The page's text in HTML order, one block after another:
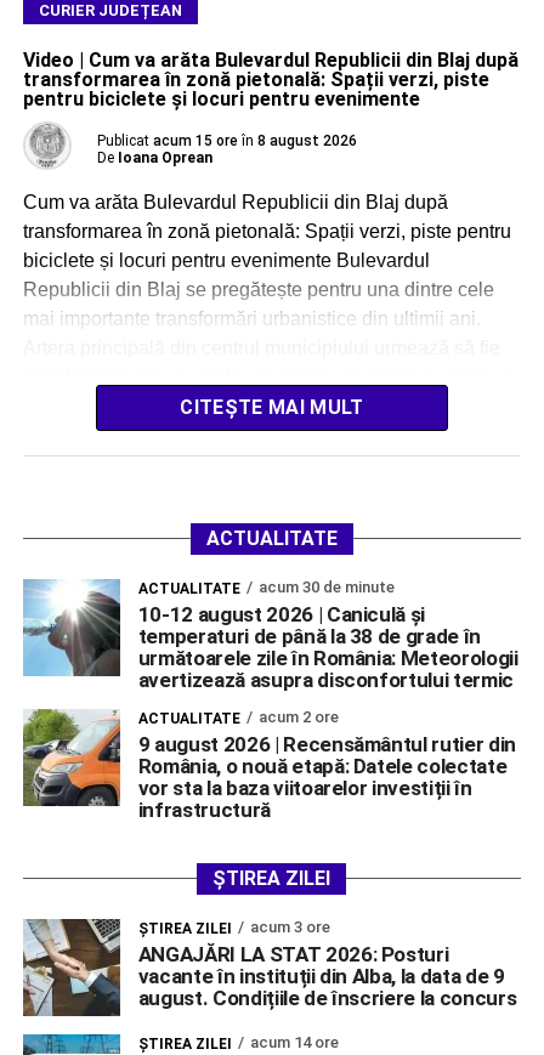
CURIER JUDEȚEAN
Video | Cum va arăta Bulevardul Republicii din Blaj după
transformarea în zonă pietonală: Spații verzi, piste
pentru biciclete și locuri pentru evenimente
Publicat acum 15 ore în 8 august 2026
De Ioana Oprean
Cum va arăta Bulevardul Republicii din Blaj după
transformarea în zonă pietonală: Spații verzi, piste pentru
biciclete și locuri pentru evenimente Bulevardul
Republicii din Blaj se pregătește pentru una dintre cele
mai importante transformări urbanistice din ultimii ani.
proiect estimat la […]CITEȘTE MAI MULT
ACTUALITATE
ACTUALITATE acum 30 de minute
10-12 august 2026 | Caniculă și
temperaturi de până la 38 de grade în
următoarele zile în România: Meteorologii
avertizează asupra disconfortului termic
ACTUALITATE acum 2 ore
9 august 2026 | Recensământul rutier din
România, o nouă etapă: Datele colectate
vor sta la baza viitoarelor investiții în
infrastructură
ȘTIREA ZILEI
ŞTIREA ZILEI acum 3 ore
ANGAJĂRI LA STAT 2026: Posturi
vacante în instituții din Alba, la data de 9
august. Condițiile de înscriere la concurs
ŞTIREA ZILEI acum 14 ore